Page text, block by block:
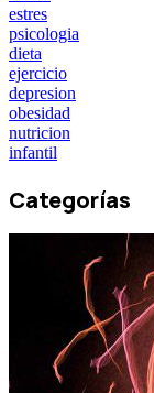
estres
psicologia
dieta
ejercicio
depresion
obesidad
nutricion
infantil
Categorías